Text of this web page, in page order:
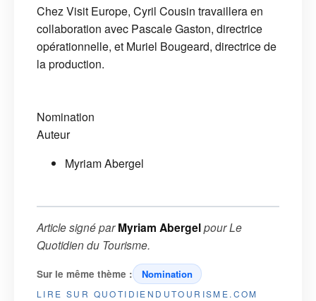
Chez Visit Europe, Cyril Cousin travaillera en
collaboration avec Pascale Gaston, directrice
opérationnelle, et Muriel Bougeard, directrice de
la production.
Nomination
Auteur
Myriam Abergel
Article signé parMyriam AbergelpourLe
Quotidien du Tourisme.
Sur le même thème : Nomination
LIRE SUR QUOTIDIENDUTOURISME.COM